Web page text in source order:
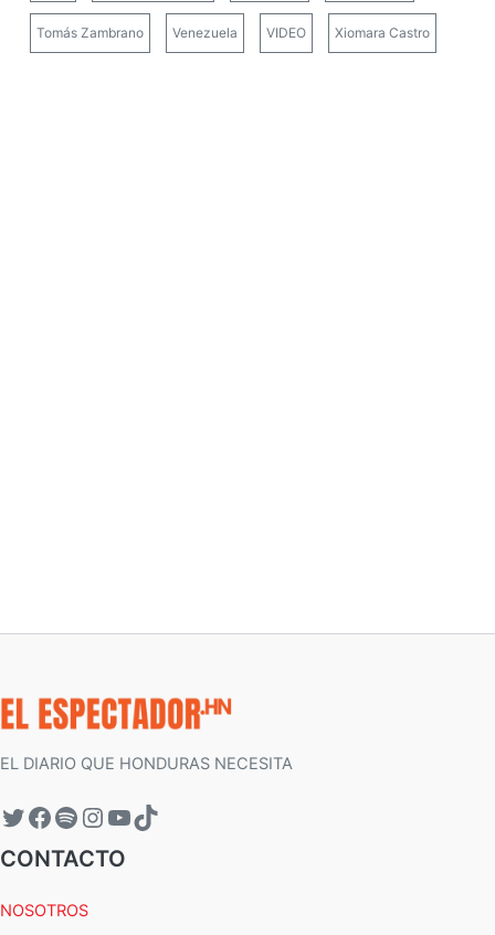
Tomás Zambrano Venezuela VIDEO Xiomara Castro
EL DIARIO QUE HONDURAS NECESITA
CONTACTO
NOSOTROS